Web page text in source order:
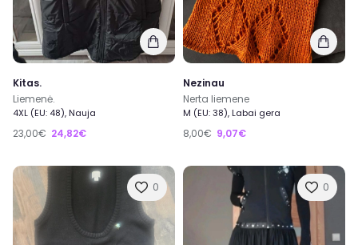
Kitas.
Liemenė.
4XL (EU: 48), Nauja
23,00€ 24,82€
Nezinau
Nerta liemene
M (EU: 38), Labai gera
8,00€ 9,07€
0 0